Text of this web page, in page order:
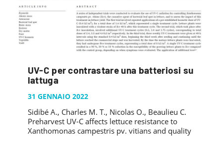
UV-C per contrastare una batteriosi su
lattuga
31 GENNAIO 2022
Sidibé A., Charles M. T., Nicolas O., Beaulieu C.
Preharvest UV-C affects lettuce resistance to
Xanthomonas campestris pv. vitians and quality